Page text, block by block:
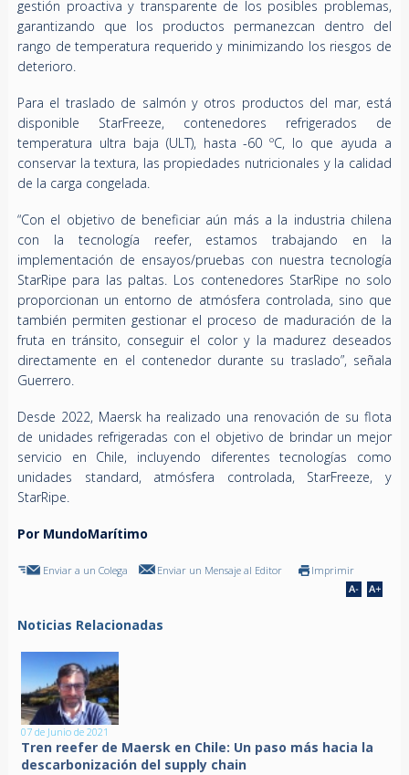
gestión proactiva y transparente de los posibles problemas,
garantizando que los productos permanezcan dentro del
rango de temperatura requerido y minimizando los riesgos de
deterioro.
Para el traslado de salmón y otros productos del mar, está
disponible StarFreeze, contenedores refrigerados de
temperatura ultra baja (ULT), hasta -60 ºC, lo que ayuda a
conservar la textura, las propiedades nutricionales y la calidad
de la carga congelada.
“Con el objetivo de beneficiar aún más a la industria chilena
con la tecnología reefer, estamos trabajando en la
implementación de ensayos/pruebas con nuestra tecnología
StarRipe para las paltas. Los contenedores StarRipe no solo
proporcionan un entorno de atmósfera controlada, sino que
también permiten gestionar el proceso de maduración de la
fruta en tránsito, conseguir el color y la madurez deseados
directamente en el contenedor durante su traslado”, señala
Guerrero.
Desde 2022, Maersk ha realizado una renovación de su flota
de unidades refrigeradas con el objetivo de brindar un mejor
servicio en Chile, incluyendo diferentes tecnologías como
unidades standard, atmósfera controlada, StarFreeze, y
StarRipe.
Por MundoMarítimo
Enviar a un Colega Enviar un Mensaje al Editor Imprimir
Noticias Relacionadas
07 de Junio de 2021
Tren reefer de Maersk en Chile: Un paso más hacia la
descarbonización del supply chain